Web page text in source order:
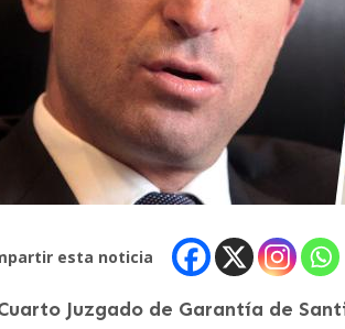
esta noticia
Juzgado de Garantía de